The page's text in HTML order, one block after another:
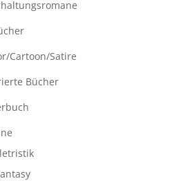
Cartoon/Satire
Bücher